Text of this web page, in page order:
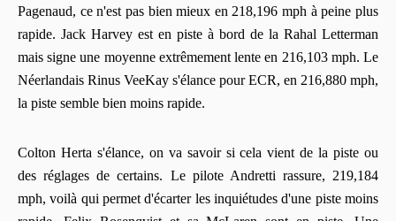
Pagenaud, ce n'est pas bien mieux en 218,196 mph à peine plus
rapide. Jack Harvey est en piste à bord de la Rahal Letterman
mais signe une moyenne extrêmement lente en 216,103 mph. Le
Néerlandais Rinus VeeKay s'élance pour ECR, en 216,880 mph,
la piste semble bien moins rapide.
Colton Herta s'élance, on va savoir si cela vient de la piste ou
des réglages de certains. Le pilote Andretti rassure, 219,184
mph, voilà qui permet d'écarter les inquiétudes d'une piste moins